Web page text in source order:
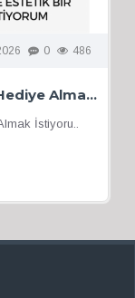
0 486
Fransa’da Sevgilime Estetik Bir Hediye Almak İstiyorum
İstiyoru..